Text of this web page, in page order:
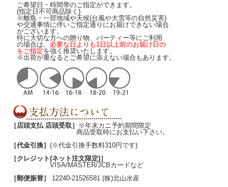
ご希望日・時間帯のご指定ができます。
(指定日不可商品除く)
※離島・一部地域や天候(台風や大雪等の自然災害)
や交通事情に伴いご指定通りにお届けできない場合
がございます。
特に大切な方への贈り物、パーティー等にご利用
の場合は、 必要な日よりも1日以上前のお届け日の
をご指定を強く推奨いたします。
※出荷が重なるとご希望に添えない場合もあります。
［店頭支払 店頭受取］
※年末カニ予約期間限定
商品受取時にお支払い下さい。
［代金引換］ (※代金引換手数料310円です)
［クレジット(ネット注文限定)］
VISA/MASTER/JCBカードなど
［郵便振替］
12240-21526581 (株)北山水産